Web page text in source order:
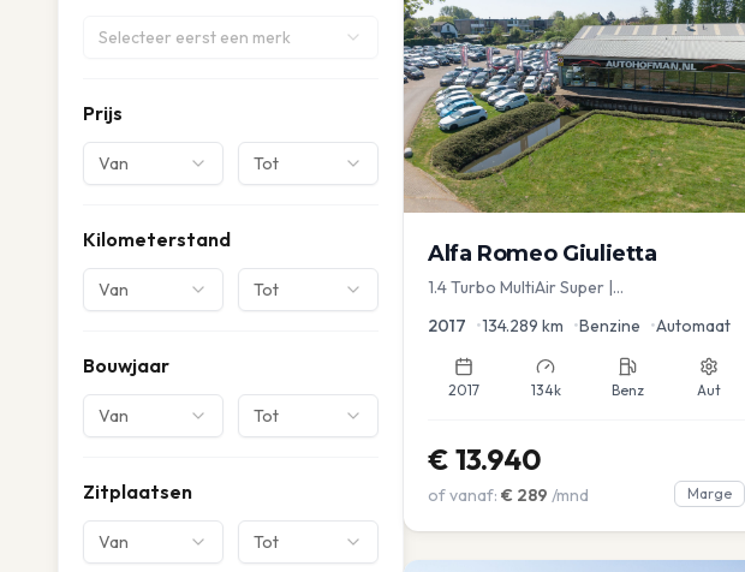
Selecteer eerst een merk
Prijs
Van Tot
Kilometerstand
Van Tot
Bouwjaar
Van Tot
Zitplaatsen
Van Tot
Alfa Romeo Giulietta
1.4 Turbo MultiAir Super |
2017 •134.289 km •Benzine •Automaat
2017 134k Benz Aut
€ 13.940
of vanaf: € 289 /mnd Marge